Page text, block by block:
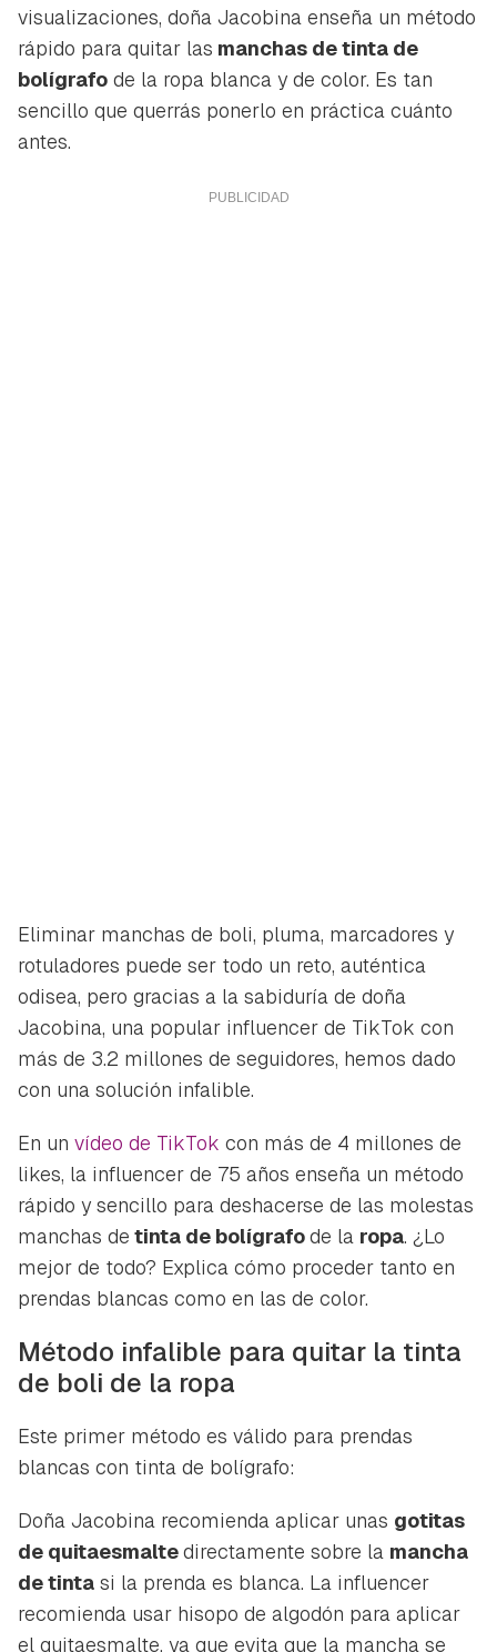
visualizaciones, doña Jacobina enseña un método
rápido para quitar las manchas de tinta de
bolígrafo de la ropa blanca y de color. Es tan
sencillo que querrás ponerlo en práctica cuánto
antes.
Eliminar manchas de boli, pluma, marcadores y
rotuladores puede ser todo un reto, auténtica
odisea, pero gracias a la sabiduría de doña
Jacobina, una popular influencer de TikTok con
más de 3.2 millones de seguidores, hemos dado
con una solución infalible.
En un vídeo de TikTok con más de 4 millones de
likes, la influencer de 75 años enseña un método
rápido y sencillo para deshacerse de las molestas
manchas de tinta de bolígrafode la ropa. ¿Lo
mejor de todo? Explica cómo proceder tanto en
prendas blancas como en las de color.
Método infalible para quitar la tinta
de boli de la ropa
Este primer método es válido para prendas
blancas con tinta de bolígrafo:
Doña Jacobina recomienda aplicar unas gotitas
de quitaesmaltedirectamente sobre la mancha
de tinta si la prenda es blanca. La influencer
recomienda usar hisopo de algodón para aplicar
el quitaesmalte, ya que evita que la mancha se